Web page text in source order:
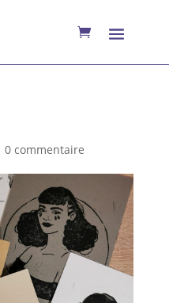
0 commentaire